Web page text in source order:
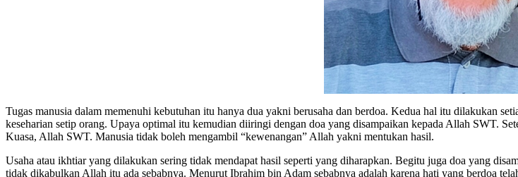
Tugas manusia dalam memenuhi kebutuhan itu hanya dua yakni berusaha dan berdoa. Kedua hal itu dilakukan
keseharian setip orang. Upaya optimal itu kemudian diiringi dengan doa yang disampaikan kepada Allah SWT.
Kuasa, Allah SWT. Manusia tidak boleh mengambil “kewenangan” Allah yakni mentukan hasil.
Usaha atau ikhtiar yang dilakukan sering tidak mendapat hasil seperti yang diharapkan. Begitu juga doa yang
tidak dikabulkan Allah itu ada sebabnya. Menurut Ibrahim bin Adam sebabnya adalah karena hati yang berdoa